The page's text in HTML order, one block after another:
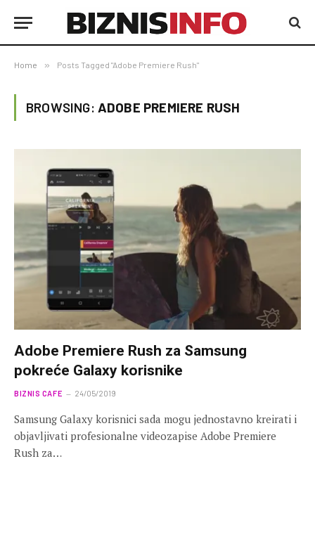
Home » Posts Tagged "Adobe Premiere Rush"
BROWSING: ADOBE PREMIERE RUSH
Adobe Premiere Rush za Samsung
pokreće Galaxy korisnike
BIZNIS CAFE 24/05/2019
Samsung Galaxy korisnici sada mogu jednostavno kreirati i
objavljivati profesionalne videozapise Adobe Premiere
Rush za…